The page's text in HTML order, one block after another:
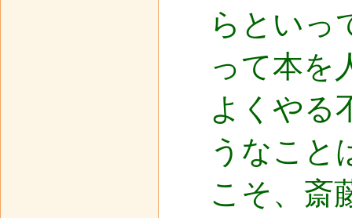
らといっ
って本を
よくやる
うなこと
こそ、斎